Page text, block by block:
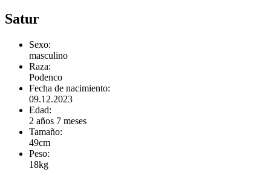
Satur
Sexo:
masculino
Raza:
Podenco
Fecha de nacimiento:
09.12.2023
Edad:
2 años 7 meses
Tamaño:
49cm
Peso:
18kg